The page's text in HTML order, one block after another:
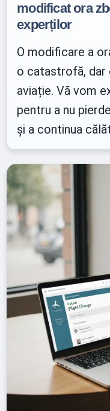
modificat ora
experților
O modificare a
o catastrofă, dar
aviație. Vă vom
pentru a nu
și a continua